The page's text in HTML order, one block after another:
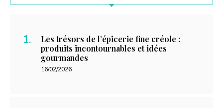
Les trésors de l’épicerie fine créole :
produits incontournables et idées
gourmandes
16/02/2026